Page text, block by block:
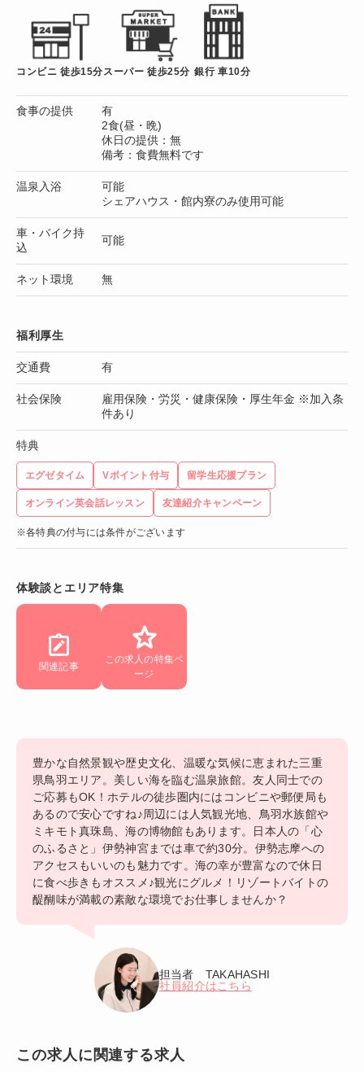
コンビニ 徒歩15分スーパー 徒歩25分 銀行 車10分
食事の提供
有
2食(昼・晩)
休日の提供：無
備考：食費無料です
温泉入浴
可能
シェアハウス・館内寮のみ使用可能
車・バイク持
込
可能
ネット環境 無
福利厚生
交通費 有
社会保険
雇用保険・労災・健康保険・厚生年金 ※加入条
件あり
特典
エグゼタイム Vポイント付与 留学生応援プラン
オンライン英会話レッスン 友達紹介キャンペーン
※各特典の付与には条件がございます
体験談とエリア特集
関連記事
この求人の特集ペ
ージ
豊かな自然景観や歴史文化、温暖な気候に恵まれた三重
県鳥羽エリア。美しい海を臨む温泉旅館。友人同士での
ご応募もOK！ホテルの徒歩圏内にはコンビニや郵便局も
あるので安心ですね♪周辺には人気観光地、鳥羽水族館や
ミキモト真珠島、海の博物館もあります。日本人の「心
のふるさと」伊勢神宮までは車で約30分。伊勢志摩への
アクセスもいいのも魅力です。海の幸が豊富なので休日
に食べ歩きもオススメ♪観光にグルメ！リゾートバイトの
醍醐味が満載の素敵な環境でお仕事しませんか？
担当者 TAKAHASHI
社員紹介はこちら
この求人に関連する求人